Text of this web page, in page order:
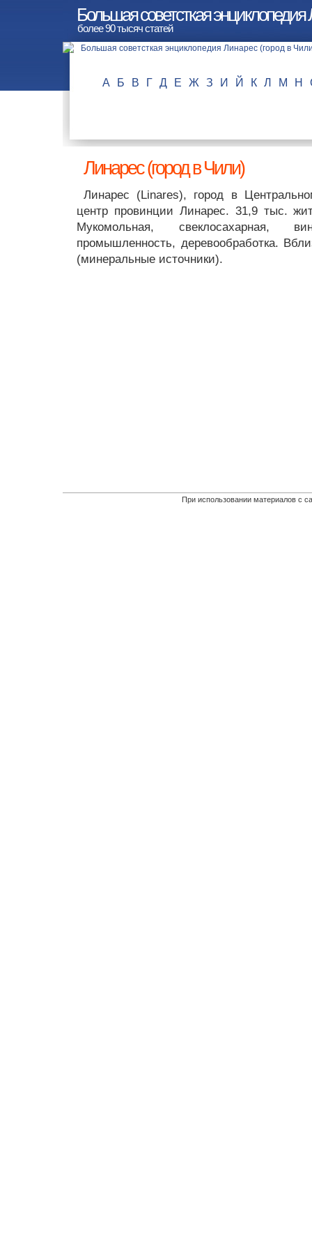
Большая советсткая энциклопедия
более 90 тысяч статей
А Б В Г Д Е Ж З И Й К Л М Н
Линарес (город в Чили)
Линарес (Linares), город в
центр провинции Линарес. 31,9 тыс.
Мукомольная, свеклосахарная,
промышленность, деревообработка.
(минеральные источники).
При использовании материалов с